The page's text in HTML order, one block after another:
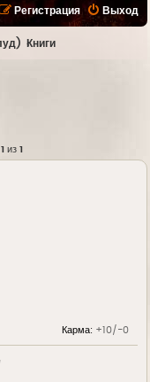
Выход
Регистрация
Книги
1из 1
Карма: +10/-0